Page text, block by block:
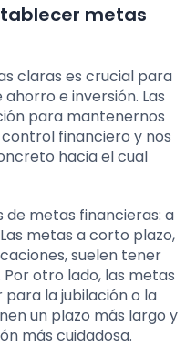
metas
claras es crucial para
e inversión. Las
para mantenernos
financiero y nos
hacia el cual
de metas financieras: a
metas a corto plazo,
suelen tener
otro lado, las metas
la jubilación o la
un plazo más largo y
más cuidadosa.